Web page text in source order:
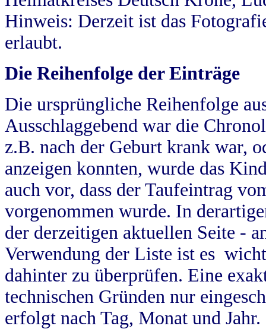
Hinweis: Derzeit ist das
erlaubt.
Die Reihenfolge der Einträge
Die ursprüngliche Reihenfolge
Ausschlaggebend war die
z.B. nach der Geburt krank war,
anzeigen konnten, wurde das
auch vor, dass der Taufeintrag
vorgenommen wurde. In
der derzeitigen aktuellen Seite -
Verwendung der Liste ist es
dahinter zu überprüfen. Eine
technischen Gründen nur
erfolgt nach Tag, Monat und Jahr.